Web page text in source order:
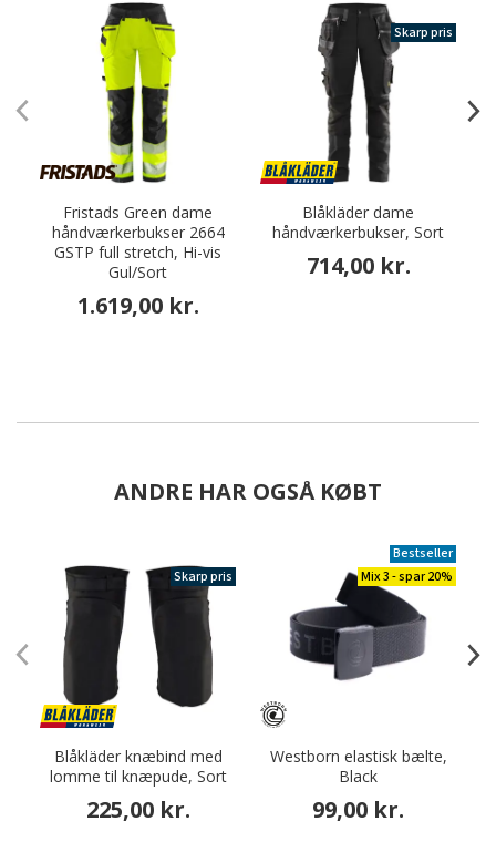
Fristads Green dame
håndværkerbukser 2664
GSTP full stretch, Hi-vis
Gul/Sort
1.619,00 kr.
Skarp pris
Blåkläder dame
håndværkerbukser, Sort
714,00 kr.
ANDRE HAR OGSÅ KØBT
Skarp pris
Blåkläder knæbind med
lomme til knæpude, Sort
225,00 kr.
Bestseller
Mix 3 - spar 20%
Westborn elastisk bælte,
Black
99,00 kr.